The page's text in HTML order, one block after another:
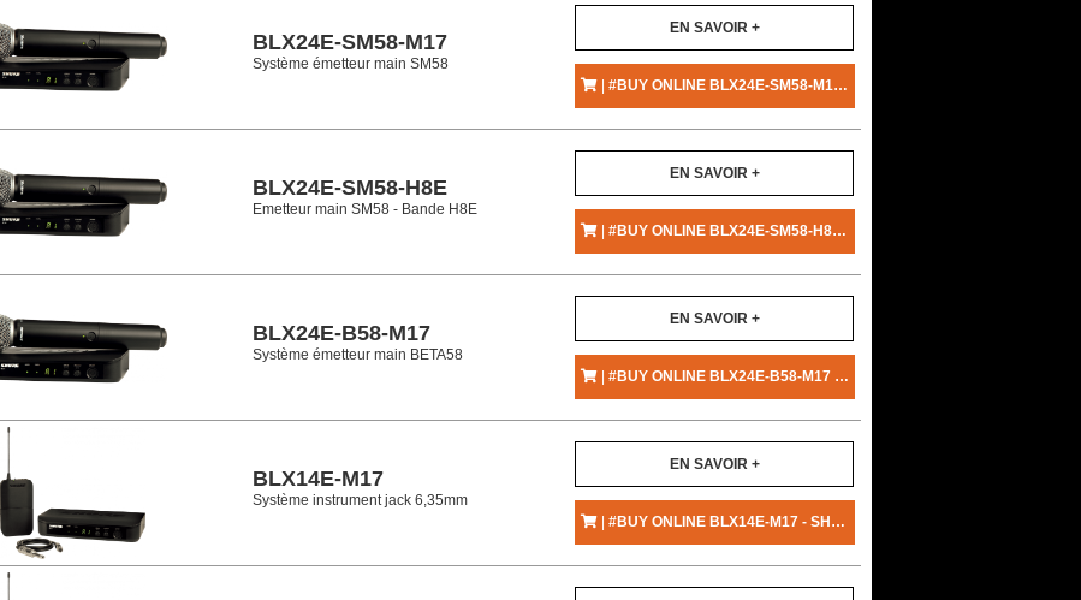
BLX24E-SM58-M17
Système émetteur main SM58
EN SAVOIR +
| #BUY ONLINE BLX24E-SM58-M17 - SHURE
BLX24E-SM58-H8E
Emetteur main SM58 - Bande H8E
EN SAVOIR +
| #BUY ONLINE BLX24E-SM58-H8E - SHURE
BLX24E-B58-M17
Système émetteur main BETA58
EN SAVOIR +
| #BUY ONLINE BLX24E-B58-M17 - SHURE
BLX14E-M17
Système instrument jack 6,35mm
EN SAVOIR +
| #BUY ONLINE BLX14E-M17 - SHURE